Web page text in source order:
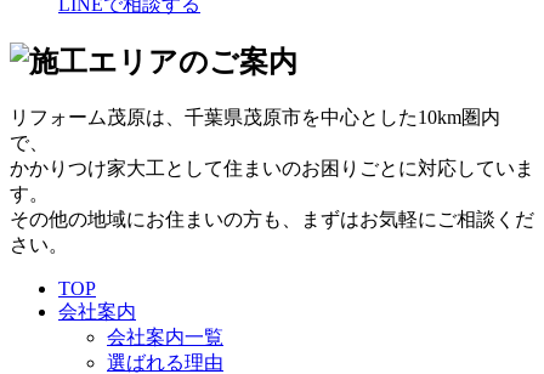
リフォーム茂原は、千葉県茂原市を中心とした10km圏内
で、
かかりつけ家大工として住まいのお困りごとに対応していま
す。
その他の地域にお住まいの方も、まずはお気軽にご相談くだ
さい。
TOP
会社案内
会社案内一覧
選ばれる理由